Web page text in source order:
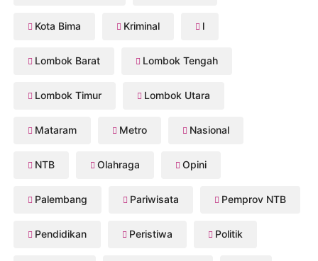
Kota Bima Kriminal l
Lombok Barat Lombok Tengah
Lombok Timur Lombok Utara
Mataram Metro Nasional
NTB Olahraga Opini
Palembang Pariwisata Pemprov NTB
Pendidikan Peristiwa Politik